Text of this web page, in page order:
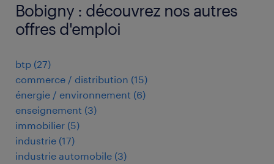
Bobigny : découvrez nos autres
offres d'emploi
btp (27)
commerce / distribution (15)
énergie / environnement (6)
enseignement (3)
immobilier (5)
industrie (17)
industrie automobile (3)